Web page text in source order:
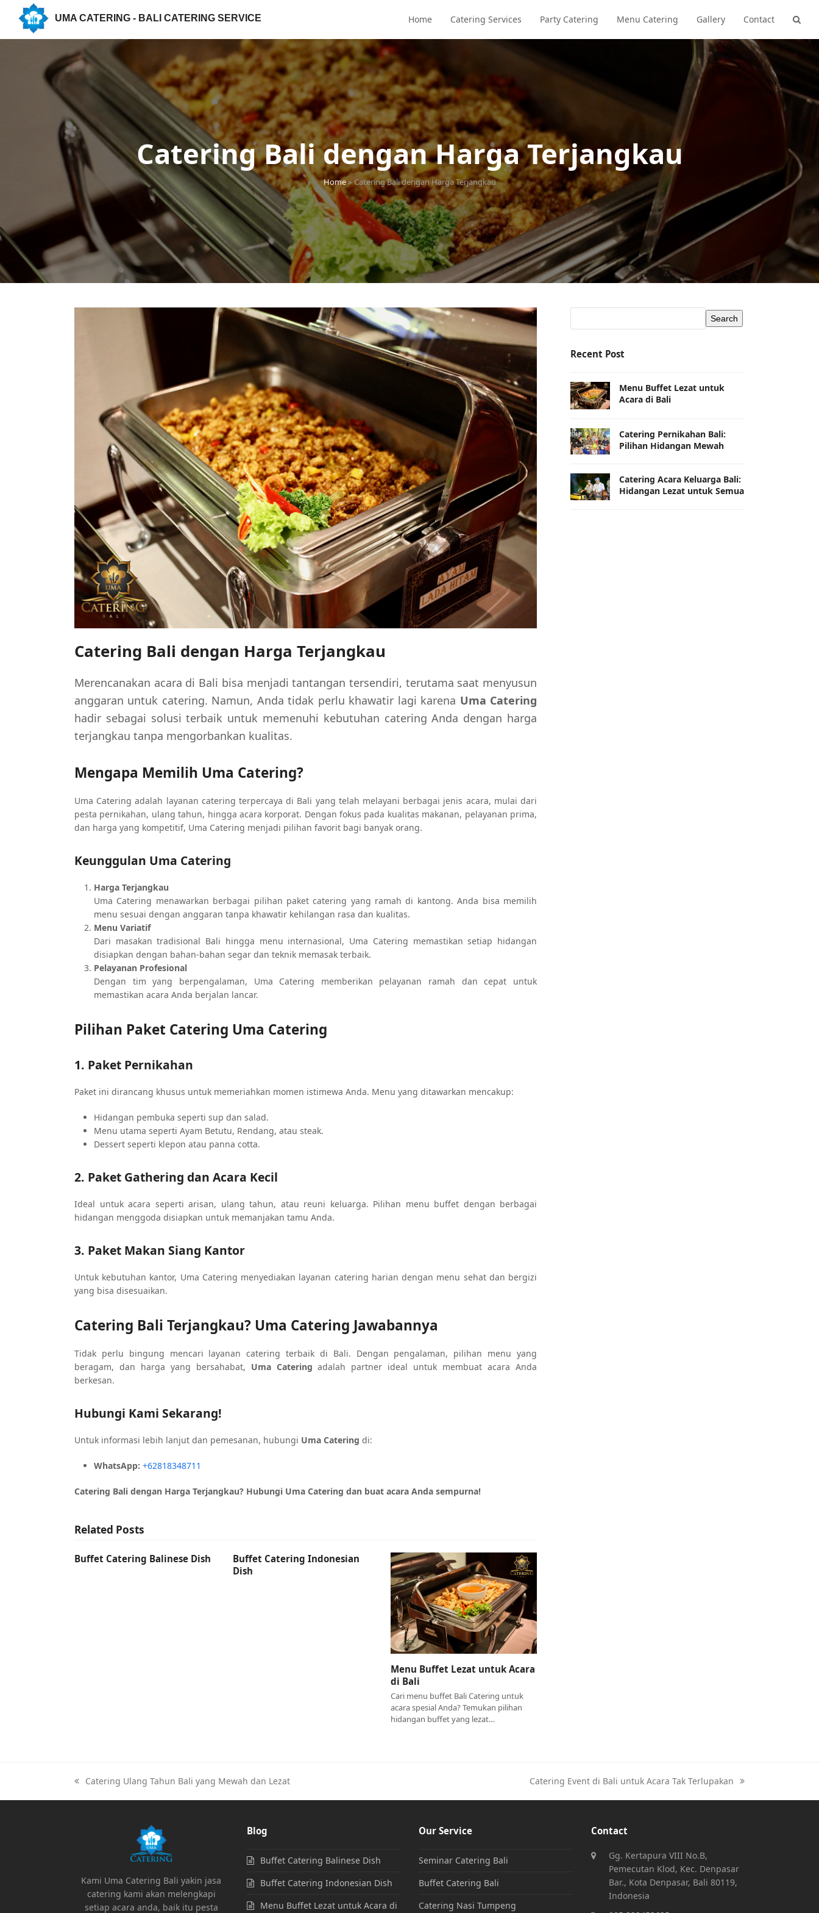
UMA CATERING - BALI CATERING SERVICE Home Catering Services Party Catering Menu Catering Gallery Contact
Catering Bali dengan Harga Terjangkau
Home»Catering Bali dengan Harga Terjangkau
Catering Bali dengan Harga Terjangkau
Merencanakan acara di Bali bisa menjadi tantangan tersendiri, terutama saat menyusun
anggaran untuk catering. Namun, Anda tidak perlu khawatir lagi karena Uma Catering
hadir sebagai solusi terbaik untuk memenuhi kebutuhan catering Anda dengan harga
terjangkau tanpa mengorbankan kualitas.
Mengapa Memilih Uma Catering?
Uma Catering adalah layanan catering terpercaya di Bali yang telah melayani berbagai jenis acara, mulai dari
pesta pernikahan, ulang tahun, hingga acara korporat. Dengan fokus pada kualitas makanan, pelayanan prima,
dan harga yang kompetitif, Uma Catering menjadi pilihan favorit bagi banyak orang.
Keunggulan Uma Catering
Harga Terjangkau
Uma Catering menawarkan berbagai pilihan paket catering yang ramah di kantong. Anda bisa memilih
menu sesuai dengan anggaran tanpa khawatir kehilangan rasa dan kualitas.
Menu Variatif
Dari masakan tradisional Bali hingga menu internasional, Uma Catering memastikan setiap hidangan
disiapkan dengan bahan-bahan segar dan teknik memasak terbaik.
Pelayanan Profesional
Dengan tim yang berpengalaman, Uma Catering memberikan pelayanan ramah dan cepat untuk
memastikan acara Anda berjalan lancar.
Pilihan Paket Catering Uma Catering
1. Paket Pernikahan
Paket ini dirancang khusus untuk memeriahkan momen istimewa Anda. Menu yang ditawarkan mencakup:
Hidangan pembuka seperti sup dan salad.
Menu utama seperti Ayam Betutu, Rendang, atau steak.
Dessert seperti klepon atau panna cotta.
2. Paket Gathering dan Acara Kecil
Ideal untuk acara seperti arisan, ulang tahun, atau reuni keluarga. Pilihan menu buffet dengan berbagai
hidangan menggoda disiapkan untuk memanjakan tamu Anda.
3. Paket Makan Siang Kantor
Untuk kebutuhan kantor, Uma Catering menyediakan layanan catering harian dengan menu sehat dan bergizi
yang bisa disesuaikan.
Catering Bali Terjangkau? Uma Catering Jawabannya
Tidak perlu bingung mencari layanan catering terbaik di Bali. Dengan pengalaman, pilihan menu yang
beragam, dan harga yang bersahabat, Uma Catering adalah partner ideal untuk membuat acara Anda
berkesan.
Hubungi Kami Sekarang!
Untuk informasi lebih lanjut dan pemesanan, hubungi Uma Catering di:
WhatsApp: +62818348711
Catering Bali dengan Harga Terjangkau? Hubungi Uma Catering dan buat acara Anda sempurna!
Related Posts
Buffet Catering Balinese Dish
Buffet Catering Indonesian
Dish
Menu Buffet Lezat untuk Acara
di Bali
Cari menu buffet Bali Catering untuk
acara spesial Anda? Temukan pilihan
hidangan buffet yang lezat…
Search
Recent Post
Menu Buffet Lezat untuk
Acara di Bali
Catering Pernikahan Bali:
Pilihan Hidangan Mewah
Catering Acara Keluarga Bali:
Hidangan Lezat untuk Semua
Catering Ulang Tahun Bali yang Mewah dan Lezat Catering Event di Bali untuk Acara Tak Terlupakan
Kami Uma Catering Bali yakin jasa
catering kami akan melengkapi
setiap acara anda, baik itu pesta
Blog
Buffet Catering Balinese Dish
Buffet Catering Indonesian Dish
Menu Buffet Lezat untuk Acara di
Our Service
Seminar Catering Bali
Buffet Catering Bali
Catering Nasi Tumpeng
Contact
Gg. Kertapura VIII No.B,
Pemecutan Klod, Kec. Denpasar
Bar., Kota Denpasar, Bali 80119,
Indonesia